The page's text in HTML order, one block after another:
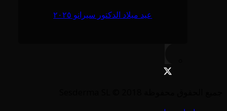
عيد ميلاد الدكتور سيرانو ٢٠٢٥